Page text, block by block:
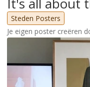
Steden Posters
Je eigen poster creëren